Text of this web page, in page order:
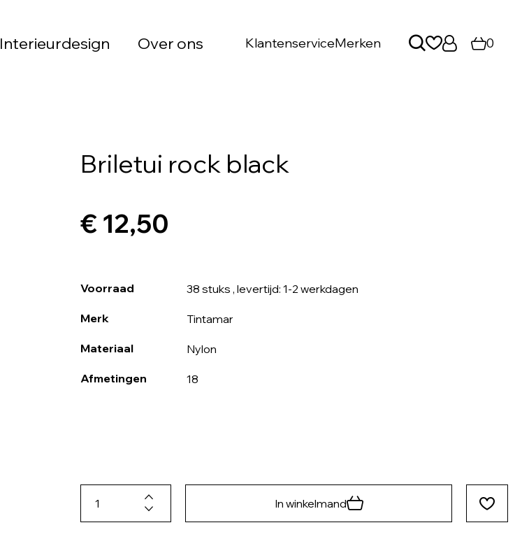
Interieurdesign Over ons KlantenserviceMerken 0
Briletui rock black
€ 12,50
Voorraad 38 stuks , levertijd: 1-2 werkdagen
Merk Tintamar
Materiaal Nylon
Afmetingen 18
In winkelmand